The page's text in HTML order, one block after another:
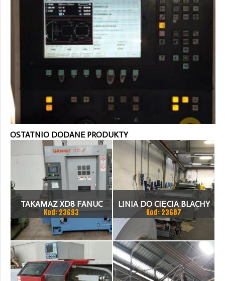
OSTATNIO DODANE PRODUKTY
TAKAMAZ XD8 FANUC
21ITA TOKARKA CNC
Kod: 23693
LINIA DO CIĘCIA BLACHY
1.500 X 1,5 (2,5) MM
Kod: 23687